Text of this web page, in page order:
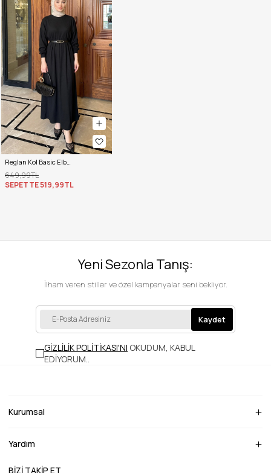
Reglan Kol Basic Elbise 2239 - SİYAH
649,99TL
SEPETTE519,99TL
Yeni Sezonla Tanış:
İlham veren stiller ve özel kampanyalar seni bekliyor.
Kaydet
GİZLİLİK POLİTİKASI'NI OKUDUM, KABUL
EDİYORUM..
Kurumsal
Yardım
BİZİ TAKİP ET